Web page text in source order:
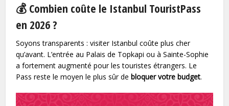
💰 Combien coûte le Istanbul TouristPass
en 2026 ?
Soyons transparents : visiter Istanbul coûte plus cher
qu’avant. L’entrée au Palais de Topkapi ou à Sainte-Sophie
a fortement augmenté pour les touristes étrangers. Le
Pass reste le moyen le plus sûr de bloquer votre budget.